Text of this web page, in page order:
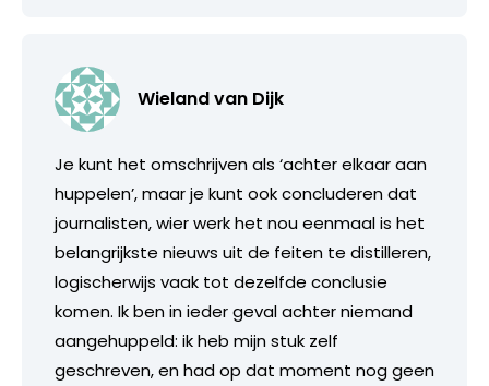
Wieland van Dijk
Je kunt het omschrijven als ‘achter elkaar aan
huppelen’, maar je kunt ook concluderen dat
journalisten, wier werk het nou eenmaal is het
belangrijkste nieuws uit de feiten te distilleren,
logischerwijs vaak tot dezelfde conclusie
komen. Ik ben in ieder geval achter niemand
aangehuppeld: ik heb mijn stuk zelf
geschreven, en had op dat moment nog geen